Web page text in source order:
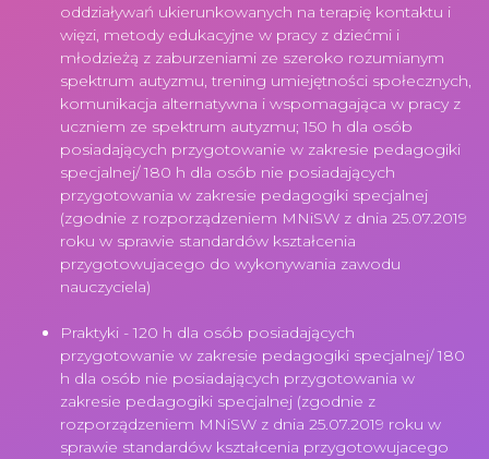
oddziaływań ukierunkowanych na terapię kontaktu i
więzi, metody edukacyjne w pracy z dziećmi i
młodzieżą z zaburzeniami ze szeroko rozumianym
spektrum autyzmu, trening umiejętności społecznych,
komunikacja alternatywna i wspomagająca w pracy z
uczniem ze spektrum autyzmu; 150 h dla osób
posiadających przygotowanie w zakresie pedagogiki
specjalnej/ 180 h dla osób nie posiadających
przygotowania w zakresie pedagogiki specjalnej
(zgodnie z rozporządzeniem MNiSW z dnia 25.07.2019
roku w sprawie standardów kształcenia
przygotowujacego do wykonywania zawodu
nauczyciela)
Praktyki - 120 h dla osób posiadających
przygotowanie w zakresie pedagogiki specjalnej/ 180
h dla osób nie posiadających przygotowania w
zakresie pedagogiki specjalnej (zgodnie z
rozporządzeniem MNiSW z dnia 25.07.2019 roku w
sprawie standardów kształcenia przygotowujacego